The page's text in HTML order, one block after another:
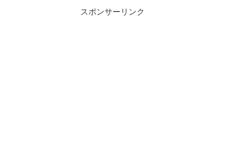
スポンサーリンク